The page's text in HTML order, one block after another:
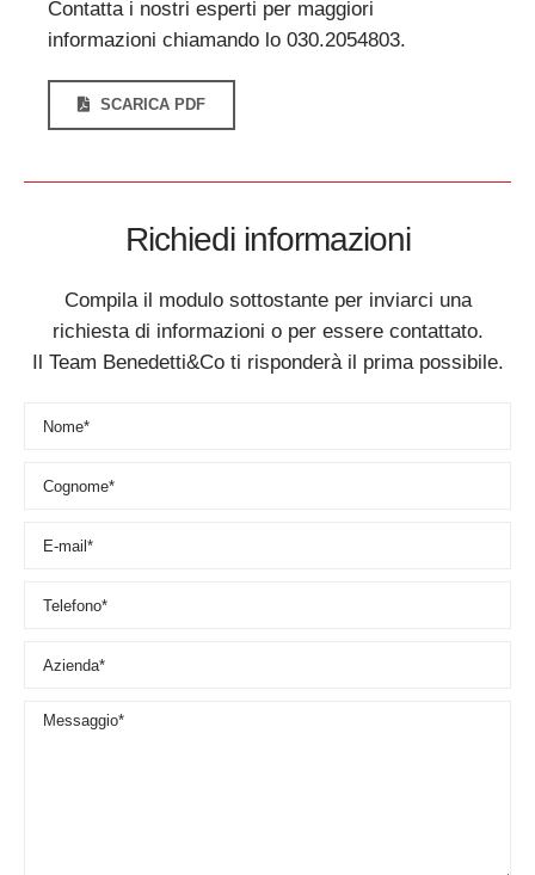
Contatta i nostri esperti per maggiori
informazioni chiamando lo 030.2054803.
SCARICA PDF
Richiedi informazioni
Compila il modulo sottostante per inviarci una
richiesta di informazioni o per essere contattato.
Il Team Benedetti&Co ti risponderà il prima possibile.